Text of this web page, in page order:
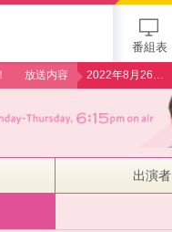
番組表
放送内容 2022年8月26日（金）【特集】くまコレ！～ハーブで夏の疲れを吹き飛ばせ～
出演者